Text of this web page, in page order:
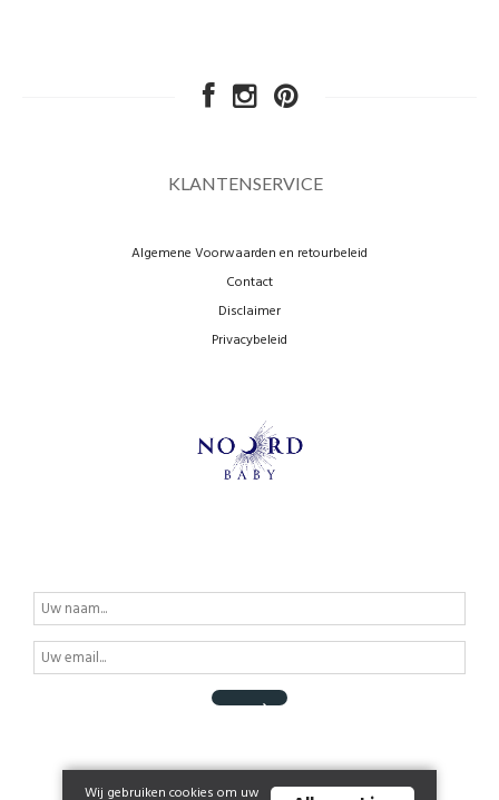
KLANTENSERVICE
Algemene Voorwaarden en retourbeleid
Contact
Disclaimer
Privacybeleid
Wij gebruiken cookies om uw